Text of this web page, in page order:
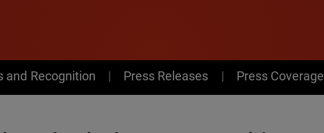
and Recognition Press Releases Press Coverage